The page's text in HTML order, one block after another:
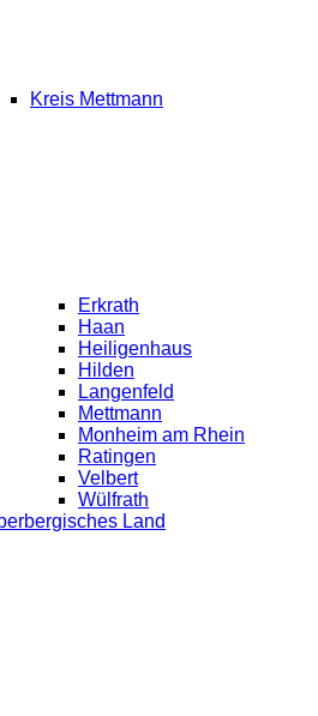
Kreis Mettmann
Erkrath
Haan
Heiligenhaus
Hilden
Langenfeld
Mettmann
Monheim am Rhein
Ratingen
Velbert
Wülfrath
Land